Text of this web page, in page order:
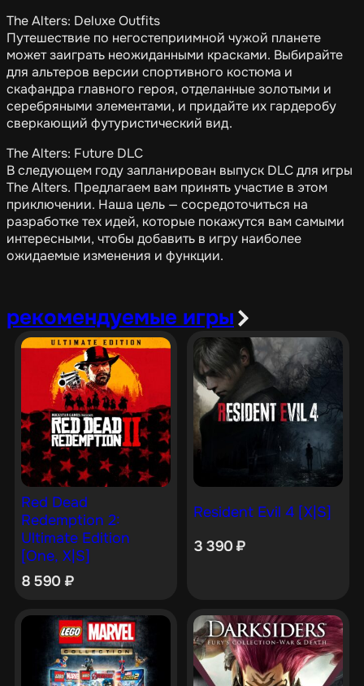
The Alters: Deluxe Outfits
Путешествие по негостеприимной чужой планете
может заиграть неожиданными красками. Выбирайте
для альтеров версии спортивного костюма и
скафандра главного героя, отделанные золотыми и
серебряными элементами, и придайте их гардеробу
сверкающий футуристический вид.
The Alters: Future DLC
В следующем году запланирован выпуск DLC для игры
The Alters. Предлагаем вам принять участие в этом
приключении. Наша цель — сосредоточиться на
разработке тех идей, которые покажутся вам самыми
интересными, чтобы добавить в игру наиболее
ожидаемые изменения и функции.
рекомендуемые игры
Red Dead
Redemption 2:
Ultimate Edition
[One, X|S]
8 590 ₽
Resident Evil 4 [X|S]
3 390₽